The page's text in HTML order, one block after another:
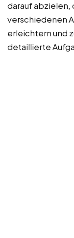
darauf abzielen,
verschiedenen
erleichtern und
detaillierte